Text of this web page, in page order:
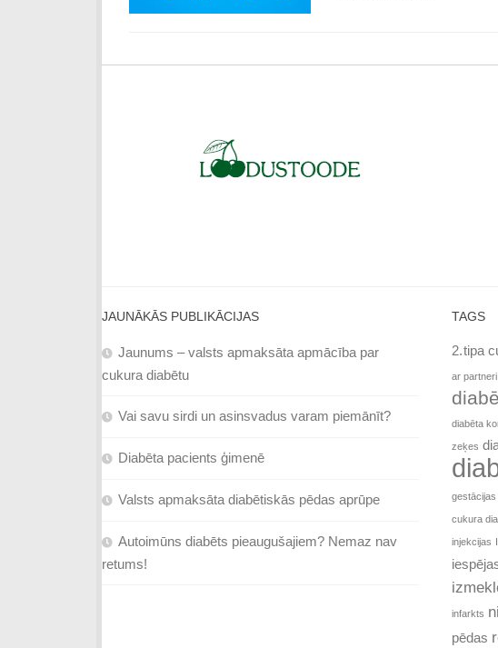
JAUNĀKĀS PUBLIKĀCIJAS
Jaunums – valsts apmaksāta apmācība par
cukura diabētu
Vai savu sirdi un asinsvadus varam piemānīt?
Diabēta pacients ģimenē
Valsts apmaksāta diabētiskās pēdas aprūpe
Autoimūns diabēts pieaugušajiem? Nemaz nav
retums!
TAGS
2. tipa
ar partneri
diabēta
zeķes
gestācijas
cukura
injekcijas
infarkts
pēdas